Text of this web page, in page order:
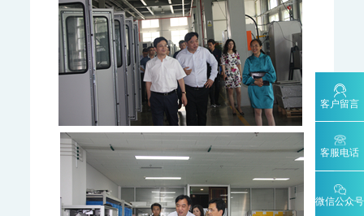
T1320-气体滤波相关红外吸收法二氧化碳分析仪
碳计量数据管理系统
MODEL 2051-数字可信认证终端
MODEL 2052-碳排放计量数据管理终端
KYS-2000-CCER项目碳计量专用智能数据管理系统
碳监测碳计量管理平台
碳账户管理平台 CCER碳减排量核算系统
工业过程分析
MODEL 6000系列色谱分析仪
MODEL 6000Ex-防爆工业气相色谱仪 MODEL 6000-色谱分析仪
MODEL 1080系列气体分析仪
客户留言
客服电话
微信公众号